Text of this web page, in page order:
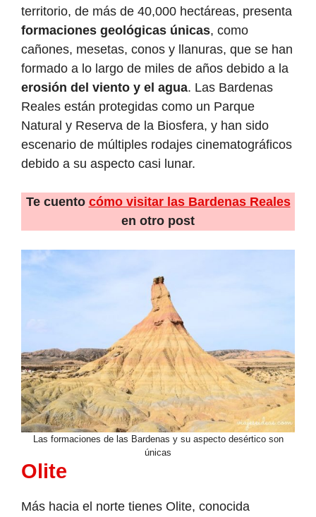
territorio, de más de 40,000 hectáreas, presenta
formaciones geológicas únicas, como
cañones, mesetas, conos y llanuras, que se han
formado a lo largo de miles de años debido a la
erosión del viento y el agua. Las Bardenas
Reales están protegidas como un Parque
Natural y Reserva de la Biosfera, y han sido
escenario de múltiples rodajes cinematográficos
debido a su aspecto casi lunar.
Te cuento cómo visitar las Bardenas Reales
en otro post
Las formaciones de las Bardenas y su aspecto desértico son
únicas
Olite
Más hacia el norte tienes Olite, conocida